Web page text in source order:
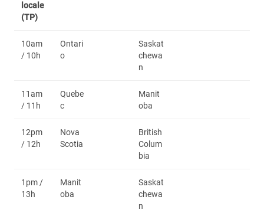
locale
(TP)
10am
/ 10h
Ontari
o
Saskat
chewa
n
11am
/ 11h
Quebe
c
Manit
oba
12pm
/ 12h
Nova
Scotia
British
Colum
bia
1pm /
13h
Manit
oba
Saskat
chewa
n